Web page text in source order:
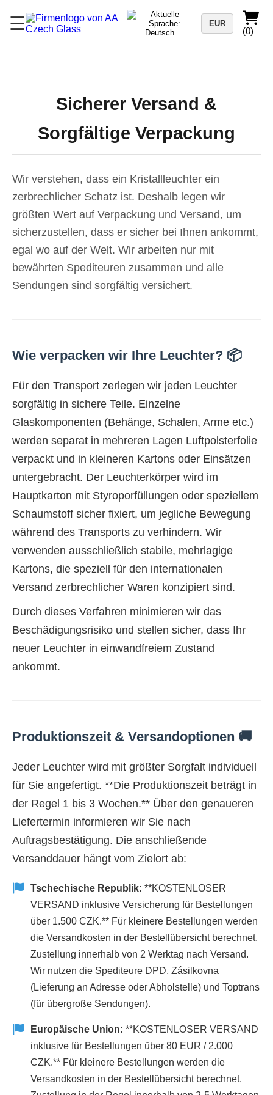
☰ EUR
(0)
Sicherer Versand &
Sorgfältige Verpackung
Wir verstehen, dass ein Kristallleuchter ein
zerbrechlicher Schatz ist. Deshalb legen wir
größten Wert auf Verpackung und Versand, um
sicherzustellen, dass er sicher bei Ihnen ankommt,
egal wo auf der Welt. Wir arbeiten nur mit
bewährten Spediteuren zusammen und alle
Sendungen sind sorgfältig versichert.
Wie verpacken wir Ihre Leuchter? 📦
Für den Transport zerlegen wir jeden Leuchter
sorgfältig in sichere Teile. Einzelne
Glaskomponenten (Behänge, Schalen, Arme etc.)
werden separat in mehreren Lagen Luftpolsterfolie
verpackt und in kleineren Kartons oder Einsätzen
untergebracht. Der Leuchterkörper wird im
Hauptkarton mit Styroporfüllungen oder speziellem
Schaumstoff sicher fixiert, um jegliche Bewegung
während des Transports zu verhindern. Wir
verwenden ausschließlich stabile, mehrlagige
Kartons, die speziell für den internationalen
Versand zerbrechlicher Waren konzipiert sind.
Durch dieses Verfahren minimieren wir das
Beschädigungsrisiko und stellen sicher, dass Ihr
neuer Leuchter in einwandfreiem Zustand
ankommt.
Produktionszeit & Versandoptionen 🚚
Jeder Leuchter wird mit größter Sorgfalt individuell
für Sie angefertigt. **Die Produktionszeit beträgt in
der Regel 1 bis 3 Wochen.** Über den genaueren
Liefertermin informieren wir Sie nach
Auftragsbestätigung. Die anschließende
Versanddauer hängt vom Zielort ab:
Tschechische Republik: **KOSTENLOSER
VERSAND inklusive Versicherung für Bestellungen
über 1.500 CZK.** Für kleinere Bestellungen werden
die Versandkosten in der Bestellübersicht berechnet.
Zustellung innerhalb von 2 Werktag nach Versand.
Wir nutzen die Spediteure DPD, Zásilkovna
(Lieferung an Adresse oder Abholstelle) und Toptrans
(für übergroße Sendungen).
Europäische Union: **KOSTENLOSER VERSAND
inklusive für Bestellungen über 80 EUR / 2.000
CZK.** Für kleinere Bestellungen werden die
Versandkosten in der Bestellübersicht berechnet.